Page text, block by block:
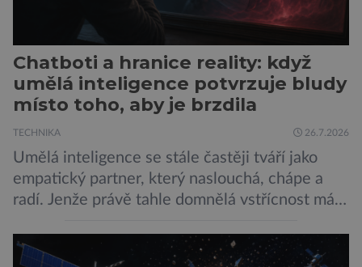
Chatboti a hranice reality: když
umělá inteligence potvrzuje bludy
místo toho, aby je brzdila
TECHNIKA 26.7.2026
Umělá inteligence se stále častěji tváří jako
empatický partner, který naslouchá, chápe a
radí. Jenže právě tahle domnělá vstřícnost má i
z City University of New York a King’s College
London ukazuje, že někteří choboti, včetně